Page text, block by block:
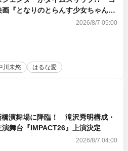
画『となりのとらんす少女ちゃん』
定
2026/8/7 05:00
川未悠 はるな愛
橋演舞場に降臨！ 滝沢秀明構成・
演舞台『IMPACT26』上演決定
2026/8/7 04:00